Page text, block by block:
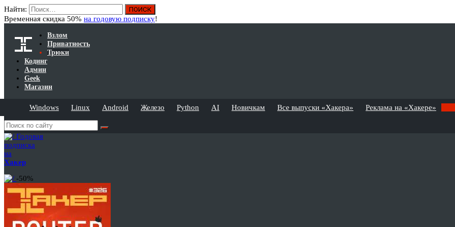
Найти:
Временная скидка 50% на годовую подписку!
Взлом
Приватность
Трюки
Кодинг
Админ
Geek
Магазин
Windows Linux Android Железо Python AI Новичкам Все выпуски «Хакера» Реклама на «Хакере»
Годовая
подписка
на
Хакер
-50%